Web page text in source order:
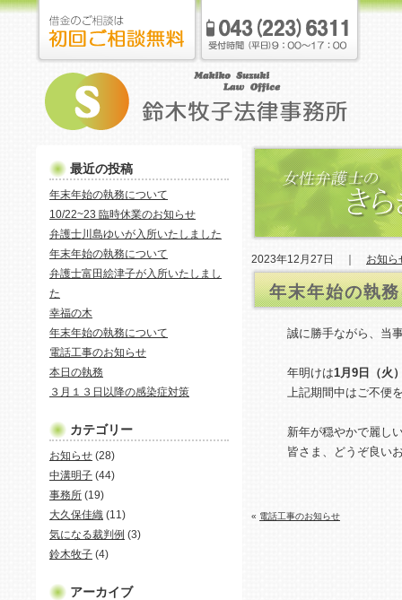
最近の投稿
年末年始の執務について
10/22~23 臨時休業のお知らせ
弁護士川島ゆいが入所いたしました
年末年始の執務について
弁護士富田絵津子が入所いたしまし
た
幸福の木
年末年始の執務について
電話工事のお知らせ
本日の執務
３月１３日以降の感染症対策
カテゴリー
お知らせ (28)
中溝明子 (44)
事務所 (19)
大久保佳織 (11)
気になる裁判例 (3)
鈴木牧子 (4)
アーカイブ
2023年12月27日 ｜ お知ら
年末年始の執
誠に勝手ながら、当
年明けは1月9日（火
上記期間中はご不便
新年が穏やかで麗し
皆さま、どうぞ良い
« 電話工事のお知らせ